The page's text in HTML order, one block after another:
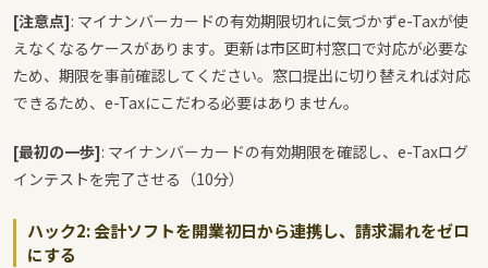
[注意点]: マイナンバーカードの有効期限切れに気づかずe-Taxが使
えなくなるケースがあります。更新は市区町村窓口で対応が必要な
ため、期限を事前確認してください。窓口提出に切り替えれば対応
できるため、e-Taxにこだわる必要はありません。
[最初の一歩]: マイナンバーカードの有効期限を確認し、e-Taxログ
インテストを完了させる（10分）
ハック2: 会計ソフトを開業初日から連携し、請求漏れをゼロ
にする